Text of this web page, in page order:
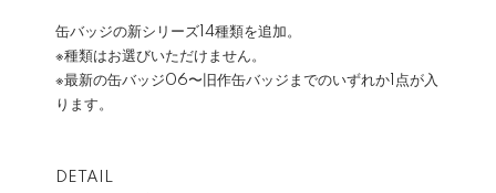
缶バッジの新シリーズ14種類を追加。
※種類はお選びいただけません。
※最新の缶バッジ06〜旧作缶バッジまでのいずれか1点が入
ります。
DETAIL